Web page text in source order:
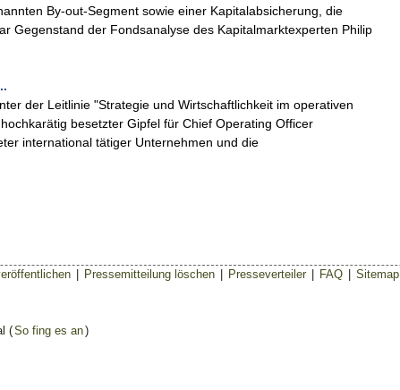
By-out-Segment sowie einer Kapitalabsicherung, die
Gegenstand der Fondsanalyse des Kapitalmarktexperten Philip
der Leitlinie "Strategie und Wirtschaftlichkeit im operativen
besetzter Gipfel für Chief Operating Officer
international tätiger Unternehmen und die
Pressemitteilung löschen Presseverteiler FAQ Sitemap
(So fing es an)